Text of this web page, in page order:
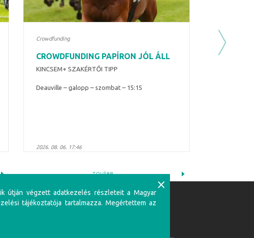
Crowdfunding
CROWDFUNDING PAPÍRON JÓL ÁLL
KINCSEM+ SZAKÉRTŐI TIPP
Deauville – galopp – szombat – 15:15
2026. 08. 06. 17:46
TOVÁBB
Next
Szerencsejátékban csak 18 éven
Partnerünk:
útján végzett adatkezelés részleteit a Magyar
tájékoztatója tartalmazza. Megértettem az
⨯